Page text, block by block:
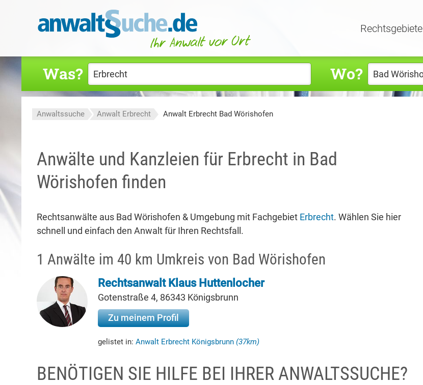
Rechtsgebiete
Was? Wo?
Anwaltssuche Anwalt Erbrecht Anwalt Erbrecht Bad Wörishofen
Anwälte und Kanzleien für Erbrecht in Bad
Wörishofen finden
Rechtsanwälte aus Bad Wörishofen & Umgebung mit Fachgebiet Erbrecht. Wählen Sie hier
schnell und einfach den Anwalt für Ihren Rechtsfall.
1 Anwälte im 40 km Umkreis von Bad Wörishofen
Rechtsanwalt Klaus Huttenlocher
Gotenstraße 4, 86343 Königsbrunn
Zu meinem Profil
gelistet in: Anwalt Erbrecht Königsbrunn (37km)
BENÖTIGEN SIE HILFE BEI IHRER ANWALTSSUCHE?